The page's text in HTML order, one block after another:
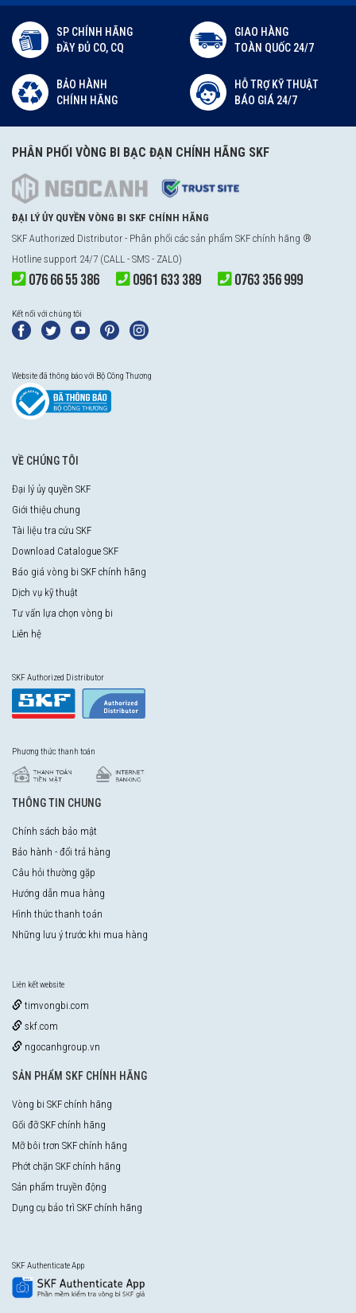
SP CHÍNH HÃNG
ĐẦY ĐỦ CO, CQ
GIAO HÀNG
TOÀN QUỐC 24/7
BẢO HÀNH
CHÍNH HÃNG
HỖ TRỢ KỸ THUẬT
BÁO GIÁ 24/7
PHÂN PHỐI VÒNG BI BẠC ĐẠN CHÍNH HÃNG SKF
ĐẠI LÝ ỦY QUYỀN VÒNG BI SKF CHÍNH HÃNG
SKF Authorized Distributor - Phân phối các sản phẩm SKF chính hãng ®
Hotline support 24/7 (CALL - SMS - ZALO)
076 66 55 386 0961 633 389 0763 356 999
Kết nối với chúng tôi
Website đã thông báo với Bộ Công Thương
VỀ CHÚNG TÔI
Đại lý ủy quyền SKF
Giới thiệu chung
Tài liệu tra cứu SKF
Download Catalogue SKF
Báo giá vòng bi SKF chính hãng
Dịch vụ kỹ thuật
Tư vấn lựa chọn vòng bi
Liên hệ
SKF Authorized Distributor
Phương thức thanh toán
THÔNG TIN CHUNG
Chính sách bảo mật
Bảo hành - đổi trả hàng
Câu hỏi thường gặp
Hướng dẫn mua hàng
Hình thức thanh toán
Những lưu ý trước khi mua hàng
Liên kết website
timvongbi.com
skf.com
ngocanhgroup.vn
SẢN PHẨM SKF CHÍNH HÃNG
Vòng bi SKF chính hãng
Gối đỡ SKF chính hãng
Mỡ bôi trơn SKF chính hãng
Phớt chặn SKF chính hãng
Sản phẩm truyền động
Dụng cụ bảo trì SKF chính hãng
SKF Authenticate App